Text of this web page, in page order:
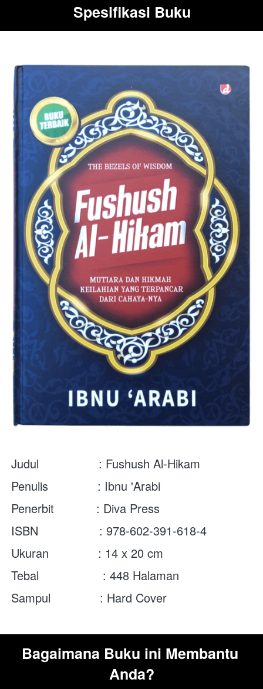
Spesifikasi Buku
Judul                 : Fushush Al-Hikam
Penulis              : Ibnu 'Arabi
Penerbit            : Diva Press
ISBN	         : 978-602-391-618-4
Ukuran              : 14 x 20 cm
Tebal	          : 448 Halaman
Sampul              : Hard Cover
Bagaimana Buku ini Membantu
Anda?